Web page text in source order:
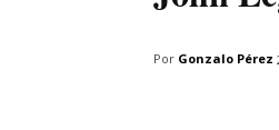
Por Gonzalo Pérez